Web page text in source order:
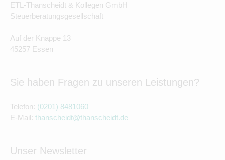
ETL-Thanscheidt & Kollegen GmbH
Steuerberatungsgesellschaft
Auf der Knappe 13
45257 Essen
Sie haben Fragen zu unseren Leistungen?
Telefon: (0201) 8481060
E-Mail: thanscheidt@thanscheidt.de
Unser Newsletter